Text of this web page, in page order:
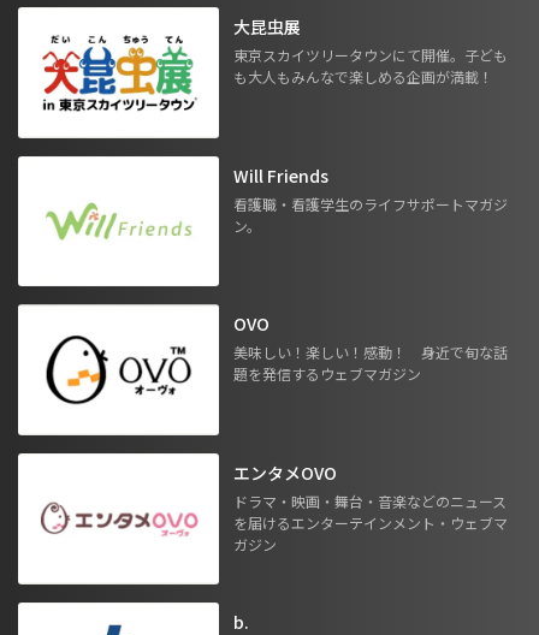
大昆虫展
東京スカイツリータウンにて開催。子ども
も大人もみんなで楽しめる企画が満載！
Will Friends
看護職・看護学生のライフサポートマガジ
ン。
OVO
美味しい！楽しい！感動！ 身近で旬な話
題を発信するウェブマガジン
エンタメOVO
ドラマ・映画・舞台・音楽などのニュース
を届けるエンターテインメント・ウェブマ
ガジン
b.